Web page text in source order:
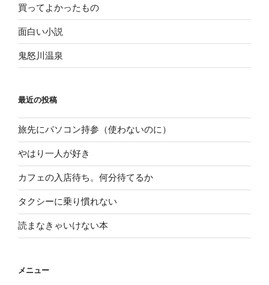
買ってよかったもの
面白い小説
鬼怒川温泉
最近の投稿
旅先にパソコン持参（使わないのに）
やはり一人が好き
カフェの入店待ち。何分待てるか
タクシーに乗り慣れない
読まなきゃいけない本
メニュー